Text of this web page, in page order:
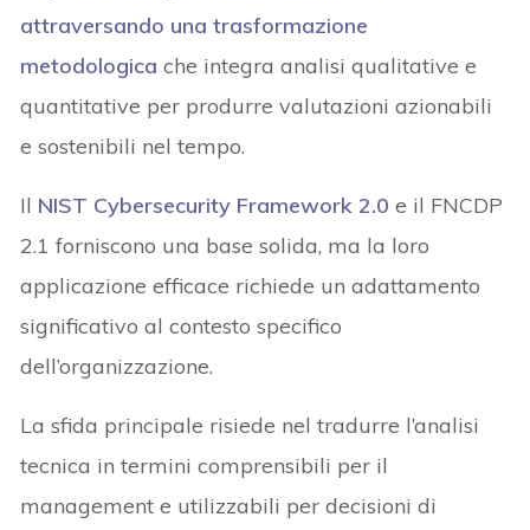
attraversando una trasformazione
metodologica che integra analisi qualitative e
quantitative per produrre valutazioni azionabili
e sostenibili nel tempo.
Il NIST Cybersecurity Framework 2.0 e il FNCDP
2.1 forniscono una base solida, ma la loro
applicazione efficace richiede un adattamento
significativo al contesto specifico
dell’organizzazione.
La sfida principale risiede nel tradurre l’analisi
tecnica in termini comprensibili per il
management e utilizzabili per decisioni di